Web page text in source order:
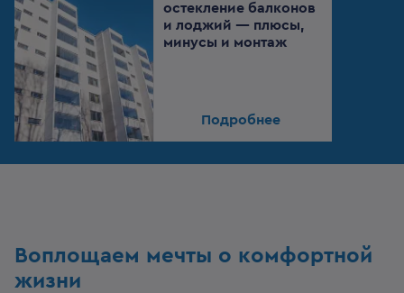
остекление балконов
и лоджий — плюсы,
минусы и монтаж
Подробнее
Воплощаем мечты о комфортной
жизни